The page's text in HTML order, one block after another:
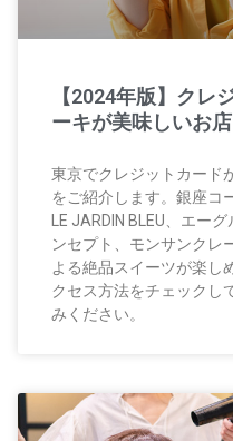
【2024年版】クレ
ーキが美味しいお店
東京でクレジットカード
をご紹介します。銀座コ
LE JARDIN BLEU、エー
ンセプト、モンサンクレ
よる絶品スイーツが楽し
クセス方法をチェックし
みください。